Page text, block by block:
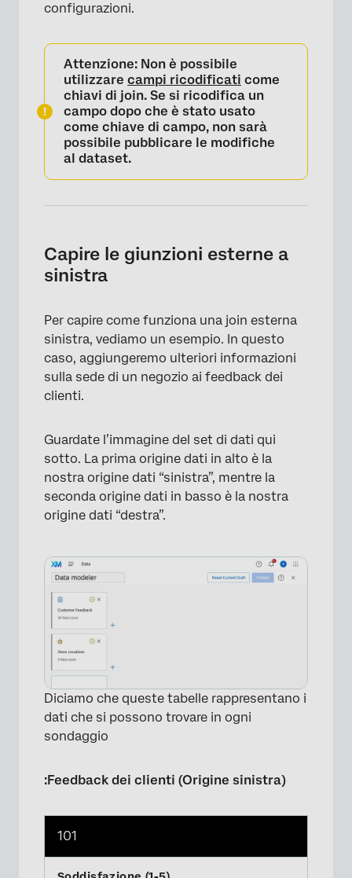
configurazioni.
Attenzione: Non è possibile
utilizzare campi ricodificati come
chiavi di join. Se si ricodifica un
campo dopo che è stato usato
come chiave di campo, non sarà
possibile pubblicare le modifiche
al dataset.
Capire le giunzioni esterne a
sinistra
Per capire come funziona una join esterna
sinistra, vediamo un esempio. In questo
caso, aggiungeremo ulteriori informazioni
sulla sede di un negozio ai feedback dei
clienti.
Guardate l’immagine del set di dati qui
sotto. La prima origine dati in alto è la
nostra origine dati “sinistra”, mentre la
seconda origine dati in basso è la nostra
origine dati “destra”.
Diciamo che queste tabelle rappresentano i
dati che si possono trovare in ogni
sondaggio
:Feedback dei clienti (Origine sinistra)
101